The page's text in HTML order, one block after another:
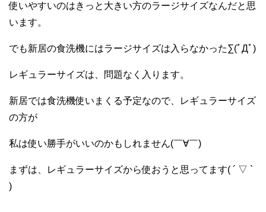
使いやすいのはきっと大きい方のラージサイズなんだと思
います。
でも新居の食洗機にはラージサイズは入らなかった∑(ﾟДﾟ)
レギュラーサイズは、問題なく入ります。
新居では食洗機使いまくる予定なので、レギュラーサイズ
の方が
私は使い勝手がいいのかもしれません(￣∀￣)
まずは、レギュラーサイズから使おうと思ってます( ´ ▽ `
)